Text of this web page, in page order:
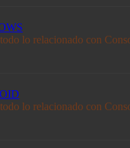
lo relacionado con
lo relacionado con